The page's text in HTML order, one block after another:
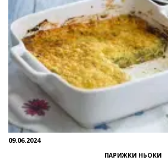
09.06.2024
ПАРИЖКИ НЬОКИ